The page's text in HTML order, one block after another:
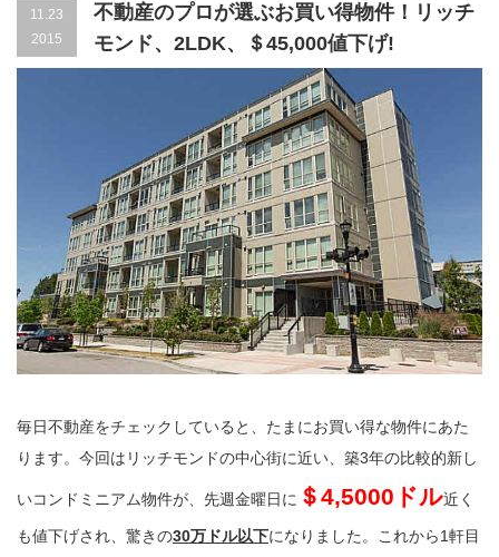
11.23
2015
不動産のプロが選ぶお買い得物件！リッチ
モンド、2LDK、＄45,000値下げ!
毎日不動産をチェックしていると、たまにお買い得な物件にあた
ります。今回はリッチモンドの中心街に近い、築3年の比較的新し
いコンドミニアム物件が、先週金曜日に ＄4,5000ドル近く
も値下げされ、驚きの30万ドル以下になりました。これから1軒目